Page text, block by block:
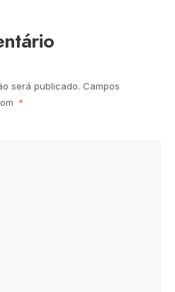
será publicado. Campos
*